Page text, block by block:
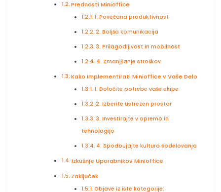
Prednosti Minioffice
1. Povečana produktivnost
2. Boljša komunikacija
3. Prilagodljivost in mobilnost
4. Zmanjšanje stroškov
Kako Implementirati Minioffice v Vaše Delo
1. Določite potrebe vaše ekipe
2. Izberite ustrezen prostor
3. Investirajte v opremo in
tehnologijo
4. Spodbujajte kulturo sodelovanja
Izkušnje Uporabnikov Minioffice
Zaključek
Objave iz iste kategorije: